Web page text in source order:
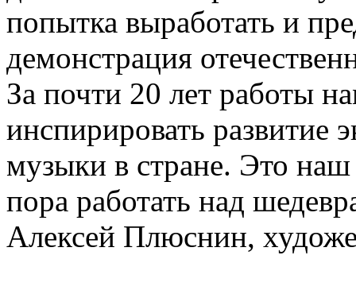
попытка выработать и
демонстрация
За почти 20 лет работы
инспирировать развитие
музыки в стране. Это
пора работать над
Алексей Плюснин,